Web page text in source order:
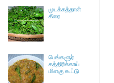
முடக்கத்தான்
கீரை
பெங்களூர்
கத்திரிக்காய்
மிளகு கூட்டு